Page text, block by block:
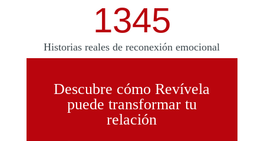
1345
Historias reales de reconexión emocional
Descubre cómo Revívela
puede transformar tu
relación